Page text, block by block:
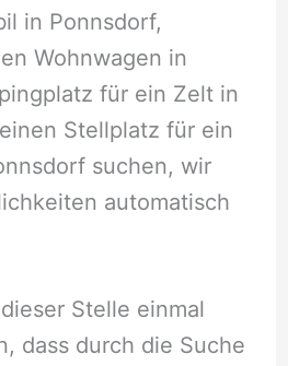
in Ponnsdorf,
Wohnwagen in
für ein Zelt in
Stellplatz für ein
suchen, wir
automatisch
Stelle einmal
dass durch die Suche